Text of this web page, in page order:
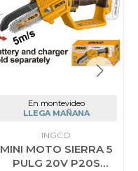
En montevideo
LLEGA MAÑANA
INGCO
MINI MOTO SIERRA 5
PULG 20V P20S